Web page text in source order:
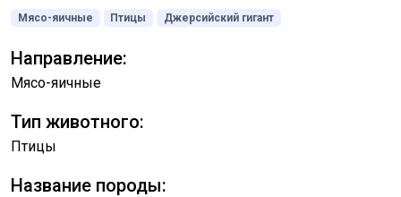
Мясо-яичные Птицы Джерсийский гигант
Направление:
Мясо-яичные
Тип животного:
Птицы
Название породы: